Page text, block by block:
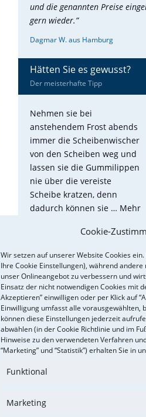
Cookie-
Wir setzen auf unserer Website Cookies
Ihre Cookie Einstellungen), während
unser Onlineangebot zu verbessern und
Einsatz der nicht notwendigen Cookies mit
Akzeptieren” einwilligen oder per Klick auf
Einwilligung umfasst alle vorausgewählten,
können diese Einstellungen jederzeit
abwählen (in der Cookie Richtlinie und im
Hinweise zu den verwendeten Verfahren
“Marketing” und “Statistik”) erhalten Sie in
Funktional
Marketing
und die genannten Preise
gern wieder.”
Dagmar W. aus Hamburg
Hätten Sie es gewusst?
Der meisterhafte Tipp
Nehmen sie bei
anstehendem Frost abends
immer die Scheibenwischer
von den Scheiben weg und
lassen sie die Gummilippen
nie über die vereiste
Scheibe kratzen, denn
dadurch können sie … Mehr
Eine optimal
für die Fahrsicherheit! Die
aus vielen verschiedenen
Bremsbelägen, -scheiben, -
flüssigkeit. Diese müssen in
einwandfreien Zustand sein.
Mo bis Do 8.00 – 17.00 Uhr
Fr 8.00 – 15.00 Uhr